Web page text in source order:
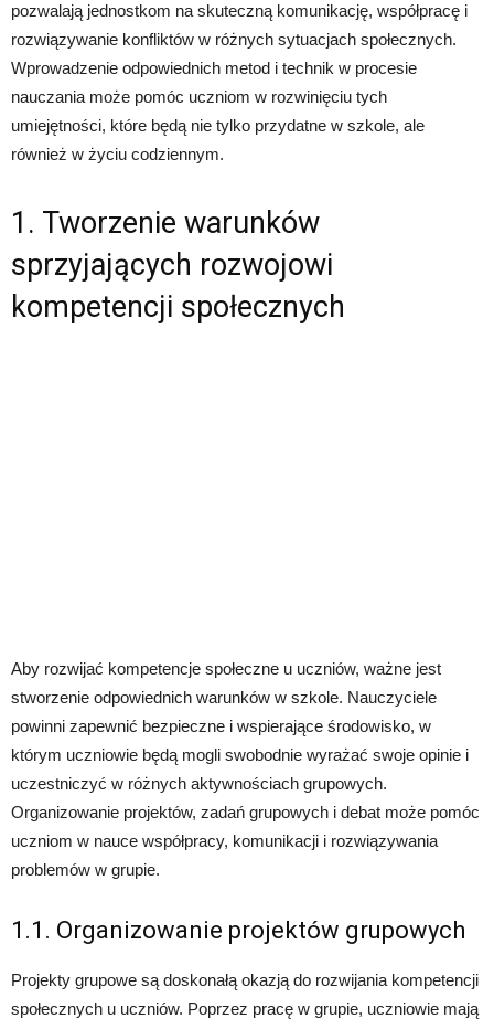
pozwalają jednostkom na skuteczną komunikację, współpracę i
rozwiązywanie konfliktów w różnych sytuacjach społecznych.
Wprowadzenie odpowiednich metod i technik w procesie
nauczania może pomóc uczniom w rozwinięciu tych
umiejętności, które będą nie tylko przydatne w szkole, ale
również w życiu codziennym.
1. Tworzenie warunków
sprzyjających rozwojowi
kompetencji społecznych
Aby rozwijać kompetencje społeczne u uczniów, ważne jest
stworzenie odpowiednich warunków w szkole. Nauczyciele
powinni zapewnić bezpieczne i wspierające środowisko, w
którym uczniowie będą mogli swobodnie wyrażać swoje opinie i
uczestniczyć w różnych aktywnościach grupowych.
Organizowanie projektów, zadań grupowych i debat może pomóc
uczniom w nauce współpracy, komunikacji i rozwiązywania
problemów w grupie.
1.1. Organizowanie projektów grupowych
Projekty grupowe są doskonałą okazją do rozwijania kompetencji
społecznych u uczniów. Poprzez pracę w grupie, uczniowie mają